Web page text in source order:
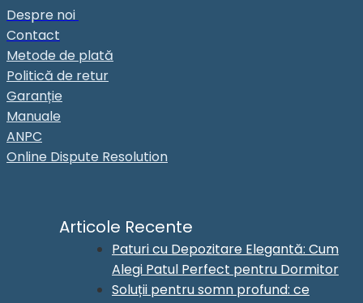
Despre noi
Contact
Metode de plată
Politică de retur
Garanție
Manuale
ANPC
Online Dispute Resolution
Articole Recente
Paturi cu Depozitare Elegantă: Cum
Alegi Patul Perfect pentru Dormitor
Soluții pentru somn profund: ce